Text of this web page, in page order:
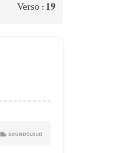
Verso : 19